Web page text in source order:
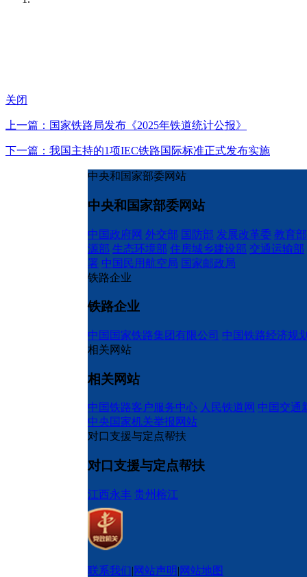
关闭
上一篇：国家铁路局发布《2025年铁道统计公报》
下一篇：我国主持的1项IEC铁路国际标准正式发布实施
中央和国家部委网站
中央和国家部委网站
中国政府网 外交部 国防部 发展改革委 教育部
源部 生态环境部 住房城乡建设部 交通运输部
署 中国民用航空局 国家邮政局
铁路企业
铁路企业
中国国家铁路集团有限公司 中国铁路经济规
相关网站
相关网站
中国铁路客户服务中心 人民铁道网 中国交通
中央国家机关举报网站
对口支援与定点帮扶
对口支援与定点帮扶
江西永丰 贵州榕江
联系我们|网站声明|网站地图